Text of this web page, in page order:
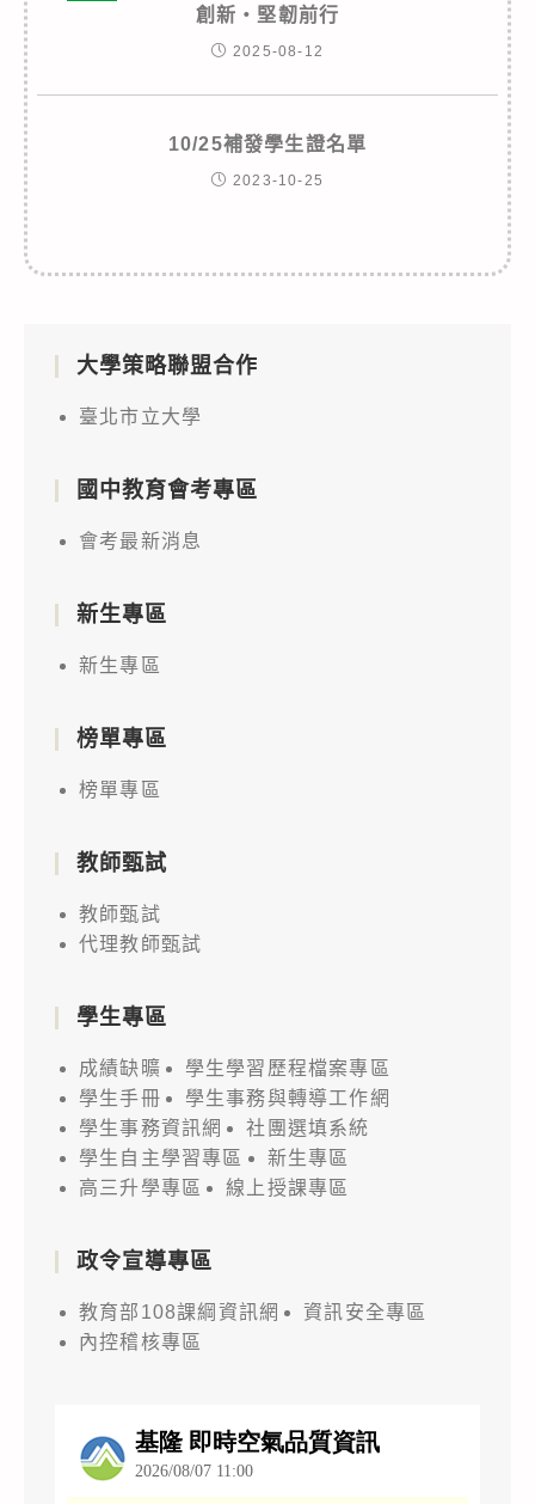
創新‧堅韌前行
2025-08-12
10/25補發學生證名單
2023-10-25
大學策略聯盟合作
臺北市立大學
國中教育會考專區
會考最新消息
新生專區
新生專區
榜單專區
榜單專區
教師甄試
教師甄試
代理教師甄試
學生專區
成績缺曠
學生學習歷程檔案專區
學生手冊
學生事務與轉導工作網
學生事務資訊網
社團選填系統
學生自主學習專區
新生專區
高三升學專區
線上授課專區
政令宣導專區
教育部108課綱資訊網
資訊安全專區
內控稽核專區